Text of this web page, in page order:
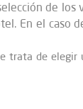
de los
En el caso
trata de